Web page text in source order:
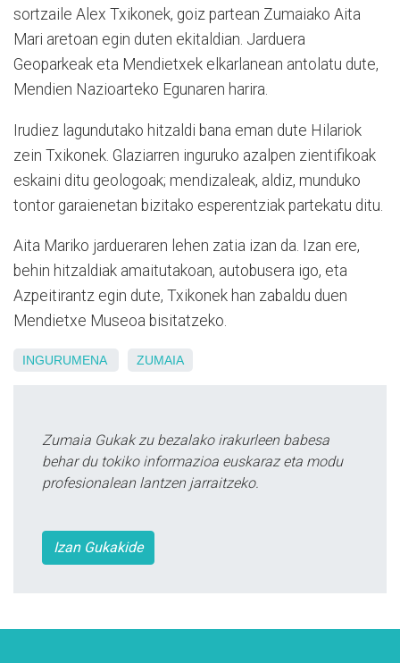
sortzaile Alex Txikonek, goiz partean Zumaiako Aita
Mari aretoan egin duten ekitaldian. Jarduera
Geoparkeak eta Mendietxek elkarlanean antolatu dute,
Mendien Nazioarteko Egunaren harira.
Irudiez lagundutako hitzaldi bana eman dute Hilariok
zein Txikonek. Glaziarren inguruko azalpen zientifikoak
eskaini ditu geologoak; mendizaleak, aldiz, munduko
tontor garaienetan bizitako esperentziak partekatu ditu.
Aita Mariko jardueraren lehen zatia izan da. Izan ere,
behin hitzaldiak amaitutakoan, autobusera igo, eta
Azpeitirantz egin dute, Txikonek han zabaldu duen
Mendietxe Museoa bisitatzeko.
INGURUMENA ZUMAIA
Zumaia Gukak zu bezalako irakurleen babesa
behar du tokiko informazioa euskaraz eta modu
profesionalean lantzen jarraitzeko.
Izan Gukakide